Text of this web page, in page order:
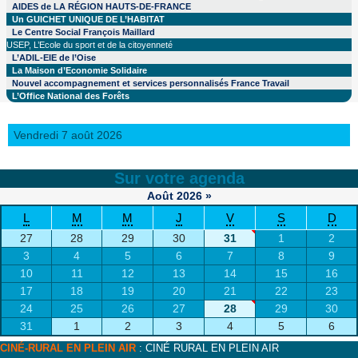
AIDES de LA RÉGION HAUTS-DE-FRANCE
Un GUICHET UNIQUE DE L’HABITAT
Le Centre Social François Maillard
USEP, L’Ecole du sport et de la citoyenneté
L’ADIL-EIE de l’Oise
La Maison d’Economie Solidaire
Nouvel accompagnement et services personnalisés France Travail
L’Office National des Forêts
Vendredi 7 août 2026
Sur votre agenda
Août 2026 »
L M M J V S D
27 28 29 30 31 1
2
3
4 5 6 7 8
9
10
11 12 13 14 15
16
17
18 19 20 21 22
23
24
25 26 27 28 29
30
31
1 2 3 4 5 6
CINÉ-RURAL EN PLEIN AIR : CINÉ RURAL EN PLEIN AIR